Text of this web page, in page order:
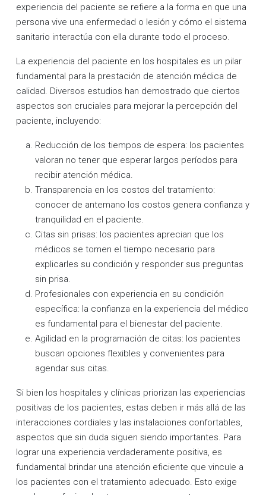
experiencia del paciente se refiere a la forma en que una
persona vive una enfermedad o lesión y cómo el sistema
sanitario interactúa con ella durante todo el proceso.
La experiencia del paciente en los hospitales es un pilar
fundamental para la prestación de atención médica de
calidad. Diversos estudios han demostrado que ciertos
aspectos son cruciales para mejorar la percepción del
paciente, incluyendo:
Reducción de los tiempos de espera: los pacientes
valoran no tener que esperar largos períodos para
recibir atención médica.
Transparencia en los costos del tratamiento:
conocer de antemano los costos genera confianza y
tranquilidad en el paciente.
Citas sin prisas: los pacientes aprecian que los
médicos se tomen el tiempo necesario para
explicarles su condición y responder sus preguntas
sin prisa.
Profesionales con experiencia en su condición
específica: la confianza en la experiencia del médico
es fundamental para el bienestar del paciente.
Agilidad en la programación de citas: los pacientes
buscan opciones flexibles y convenientes para
agendar sus citas.
Si bien los hospitales y clínicas priorizan las experiencias
positivas de los pacientes, estas deben ir más allá de las
interacciones cordiales y las instalaciones confortables,
aspectos que sin duda siguen siendo importantes. Para
lograr una experiencia verdaderamente positiva, es
fundamental brindar una atención eficiente que vincule a
los pacientes con el tratamiento adecuado. Esto exige